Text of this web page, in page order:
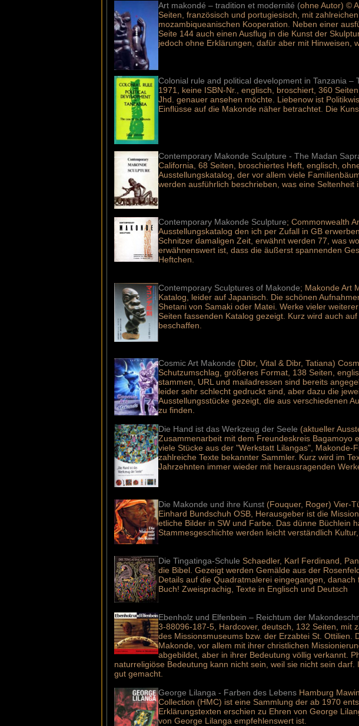
Art makondé – tradition et modernité (ohne Autor) ©
Seiten, französisch und portugiesisch, mit
mozambiqueanischen Kooperation. Neben einer
Seite 144 auch einen Ausflug in die Kunst der
jedoch ohne Erklärungen, dafür aber mit Hinweisen,
Colonial rule and political development in Tanzania –
1971, keine ISBN-Nr., englisch, broschiert, 360
Jhd. genauer ansehen möchte. Liebenow ist
Einflüsse auf die Makonde näher betrachtet. Die
Contemporary Makonde Sculpture - The Madan
California, 68 Seiten, broschiertes Heft, englisch,
Ausstellungskatalog, der vor allem viele
werden ausführlich beschrieben, was eine Seltenheit
Contemporary Makonde Sculpture; Commonwealth
Ausstellungskatalog den ich per Zufall in GB
Schnitzer damaligen Zeit, erwähnt werden 77, was
erwähnenswert ist, dass die äußerst spannenden
Heftchen.
Contemporary Sculptures of Makonde; Makonde Art
Katalog, leider auf Japanisch. Die schönen
Shetani von Samaki oder Matei. Werke vieler
Seiten fassenden Katalog gezeigt. Kurz wird auch
beschaffen.
Cosmic Art Makonde (Dibr, Vital & Dibr, Tatiana)
Schutzumschlag, größeres Format, 138 Seiten,
stammen, URL und mailadressen sind bereits
leider sehr schlecht gedruckt sind, aber dazu die
Ausstellungsstücke gezeigt, die aus verschiedenen
zu finden.
Die Hand ist das Werkzeug der Seele (aktueller
Zusammenarbeit mit dem Freundeskreis Bagamoyo
viele Stücke aus der "Werkstatt Lilangas",
zahlreiche Texte bekannter Sammler. Kurz wird im
Jahrzehnten immer wieder mit herausragenden
Die Makonde und ihre Kunst (Fouquer, Roger) Vier-
Einhard Bundschuh OSB, Herausgeber ist die
etliche Bilder in SW und Farbe. Das dünne Büchlein
Stammesgeschichte werden leicht verständlich
Die Tingatinga-Schule Schaedler, Karl Ferdinand,
die Bibel. Gezeigt werden Gemälde aus der
Details auf die Quadratmalerei eingegangen,
Buch! Zweisprachig, Texte in Englisch und Deutsch
Ebenholz und Elfenbein – Reichtum der
3-88096-187-5, Hardcover, deutsch, 132 Seiten, mit
des Missionsmuseums bzw. der Erzabtei St.
Makonde, vor allem mit ihrer christlichen
abgebildet, aber in ihrer Bedeutung völlig verkannt.
naturreligiöse Bedeutung kann nicht sein, weil sie nicht sein
gut gemacht.
George Lilanga - Farben des Lebens Hamburg
Collection (HMC) ist eine Sammlung der ab 1970
Erklärungstexten erschien zu Ehren von George
von George Lilanga empfehlenswert ist.